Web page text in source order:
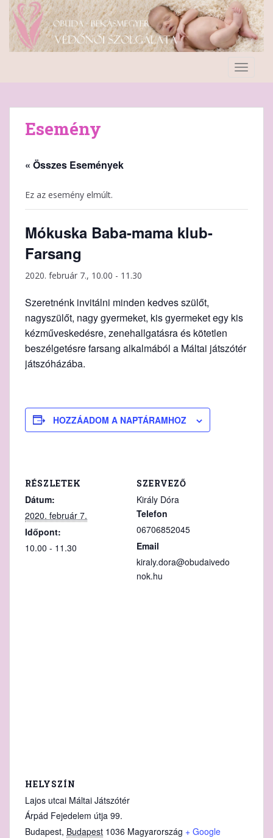
Esemény
« Összes Események
Ez az esemény elmúlt.
Mókuska Baba-mama klub-
Farsang
2020. február 7., 10.00 - 11.30
Szeretnénk invitálni minden kedves szülőt,
nagyszülőt, nagy gyermeket, kis gyermeket egy kis
kézműveskedésre, zenehallgatásra és kötetlen
beszélgetésre farsang alkalmából a Máltai játszótér
játszóházába.
HOZZÁADOM A NAPTÁRAMHOZ
RÉSZLETEK
Dátum:
2020. február 7.
Időpont:
10.00 - 11.30
SZERVEZŐ
Király Dóra
Telefon
06706852045
Email
kiraly.dora@obudaivedo
nok.hu
HELYSZÍN
Lajos utcai Máltai Játszótér
Árpád Fejedelem útja 99.
Budapest, Budapest 1036 Magyarország + Google